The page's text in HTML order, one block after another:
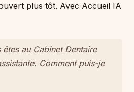
plus tôt. Avec Accueil IA
au Cabinet Dentaire
Comment puis-je